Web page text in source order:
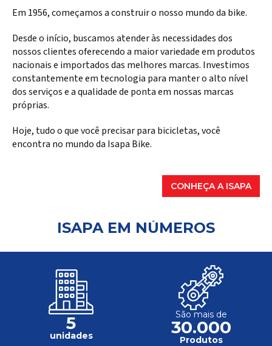
Em 1956, começamos a construir o nosso mundo da bike.
Desde o início, buscamos atender às necessidades dos
nossos clientes oferecendo a maior variedade em produtos
nacionais e importados das melhores marcas. Investimos
constantemente em tecnologia para manter o alto nível
dos serviços e a qualidade de ponta em nossas marcas
próprias.
Hoje, tudo o que você precisar para bicicletas, você
encontra no mundo da Isapa Bike.
CONHEÇA A ISAPA
ISAPA EM NÚMEROS
5
unidades
São mais de
30.000
Produtos